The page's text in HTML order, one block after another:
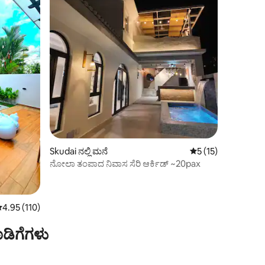
ರಲ್ಲಿ 4.95 ಸರಾಸರಿ ರೇಟಿಂಗ್, 110 ವಿಮರ್ಶೆಗಳು
4.95 (110)
Skudai ನಲ್ಲಿ ಮನೆ 5 ರಲ್ಲಿ 5 ಸರಾಸರಿ
5 (15)
ನೋಲಾ ತಂಪಾದ ನಿವಾಸ ಸೆರಿ ಆರ್ಕಿಡ್ ~20pax